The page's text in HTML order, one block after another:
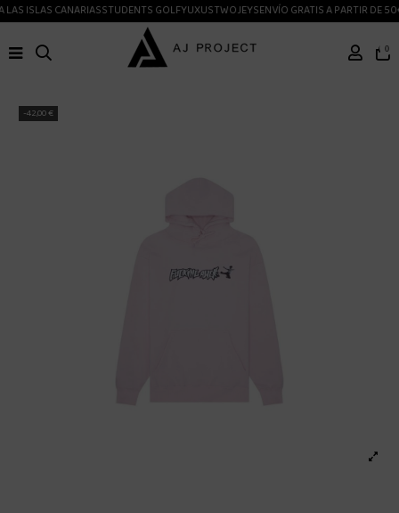
ISLAS CANARIASSTUDENTS GOLFYUXUSTWOJEYSENVÍO GRATIS A PARTIR DE 50€
0
-42,00 €